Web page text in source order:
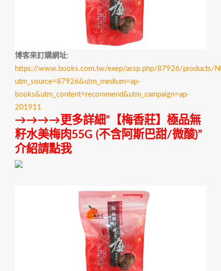
博客來訂購網址:
https://www.books.com.tw/exep/assp.php/87926/products/
utm_source=87926&utm_medium=ap-
books&utm_content=recommend&utm_campaign=ap-
201911
→→→→更多詳細”【梅香莊】極品無
籽水美梅肉55G (不含阿斯巴甜/微酸)”
介紹請點我